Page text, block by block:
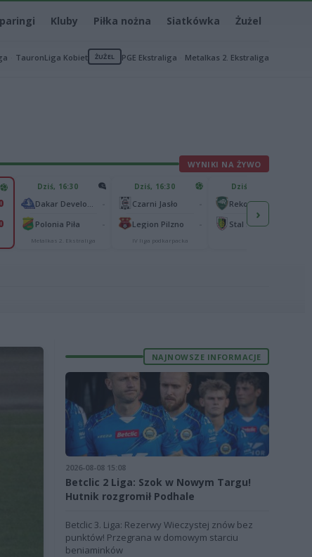
Kluby Piłka nożna Siatkówka Żużel
TauronLiga Kobiet ŻUŻEL PGE Ekstraliga Metalkas 2. Ekstraliga
WYNIKI NA ŻYWO
Dziś, 16:30
Polonia Piła
Metalkas 2. Ekstraliga
Dziś, 16:30
Czarni Jasło
Legion Pilzno
IV liga podkarpacka
Dziś, 17:00
›
NAJNOWSZE INFORMACJE
2026-08-08 15:08
Betclic 2 Liga: Szok w Nowym Targu!
Hutnik rozgromił Podhale
Betclic 3. Liga: Rezerwy Wieczystej znów bez
punktów! Przegrana w domowym starciu
beniaminków